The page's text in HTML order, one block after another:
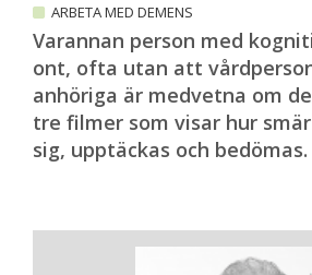
ARBETA MED DEMENS
Varannan person med
ont, ofta utan att
anhöriga är medvetna om
tre filmer som visar hur
sig, upptäckas och bedömas.